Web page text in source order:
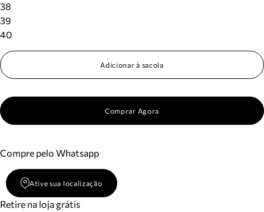
38
39
40
Adicionar à sacola
Comprar Agora
Compre pelo Whatsapp
Ative sua localização
Retire na loja grátis